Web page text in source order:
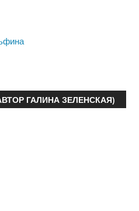
ГАЛИНА ЗЕЛЕНСКАЯ)